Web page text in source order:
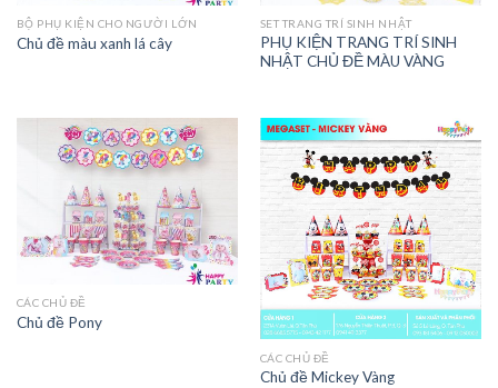
BỘ PHỤ KIỆN CHO NGƯỜI LỚN
Chủ đề màu xanh lá cây
SET TRANG TRÍ SINH NHẬT
PHỤ KIỆN TRANG TRÍ SINH
NHẬT CHỦ ĐỀ MÀU VÀNG
CÁC CHỦ ĐỀ
Chủ đề Pony
CÁC CHỦ ĐỀ
Chủ đề Mickey Vàng